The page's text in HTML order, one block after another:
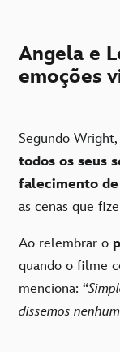
Angela e
emoções
Segundo Wright,
todos os seus
falecimento de
as cenas que
Ao relembrar o
quando o filme
menciona: “
dissemos